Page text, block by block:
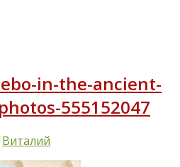
in-the-ancient-
555152047
Виталий